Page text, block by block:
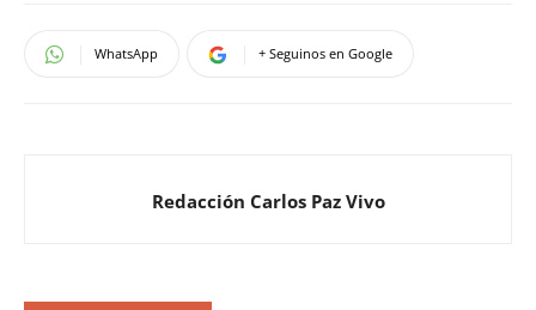
WhatsApp + Seguinos en Google
Redacción Carlos Paz Vivo